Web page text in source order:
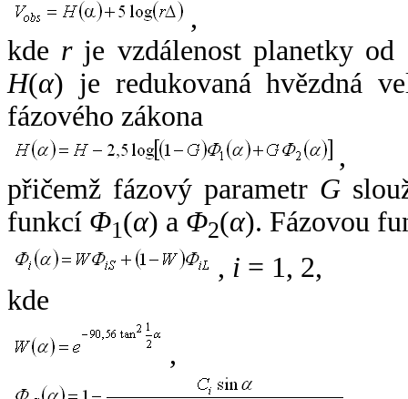
,
kde rje vzdálenost planetky od
H(α) je redukovaná hvězdná
fázového zákona
,
přičemž fázový parametr G
funkcí Φ1(α) a Φ2(α). Fázovou
, i = 1, 2,
kde
,